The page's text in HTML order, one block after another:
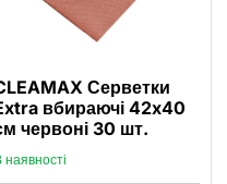
Серветки
вбираючі 42x40
червоні 30 шт.
наявності